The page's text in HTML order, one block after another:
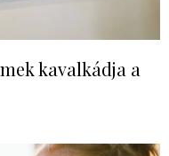
kavalkádja a